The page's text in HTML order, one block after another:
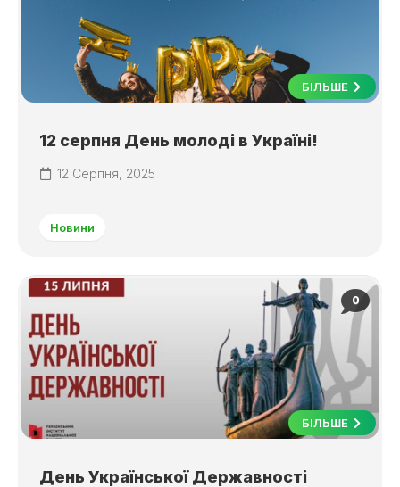
БІЛЬШЕ
12 серпня День молоді в Україні!
12 Серпня, 2025
Новини
0
БІЛЬШЕ
День Української Державності